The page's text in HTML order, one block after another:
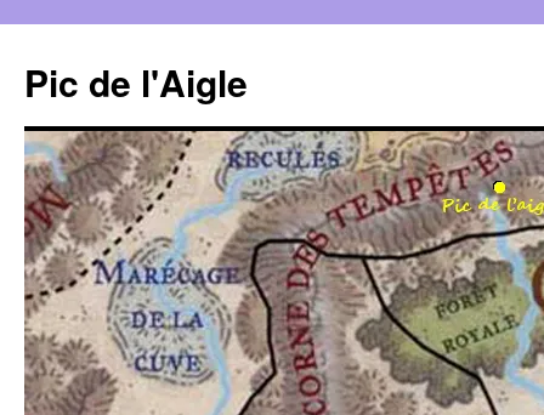
contenu
Pic de l'Aigle